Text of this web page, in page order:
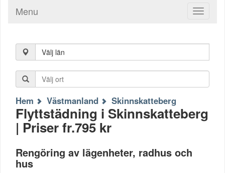
Toggle
Menu
Välj län
Hem Västmanland Skinnskatteberg
Flyttstädning i Skinnskatteberg
| Priser fr.795 kr
Rengöring av lägenheter, radhus och
hus